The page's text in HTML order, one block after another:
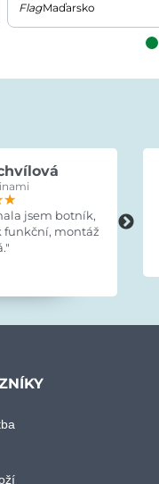
Maďarsko
jsem botník,
funkční, montáž